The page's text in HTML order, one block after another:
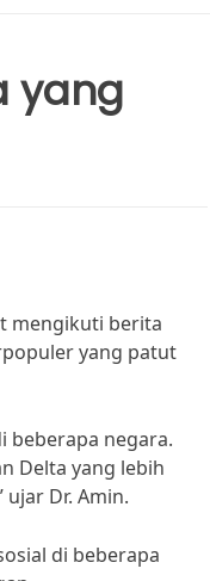
yang
mengikuti berita
yang patut
beberapa negara.
Delta yang lebih
Dr. Amin.
di beberapa